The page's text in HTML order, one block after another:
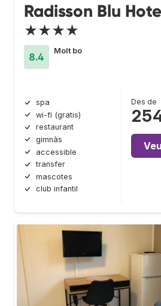
Radisson Blu
★★★★
8.4
Molt bo
spa
wi-fi (gratis)
restaurant
gimnàs
accessible
transfer
mascotes
club infantil
Des de